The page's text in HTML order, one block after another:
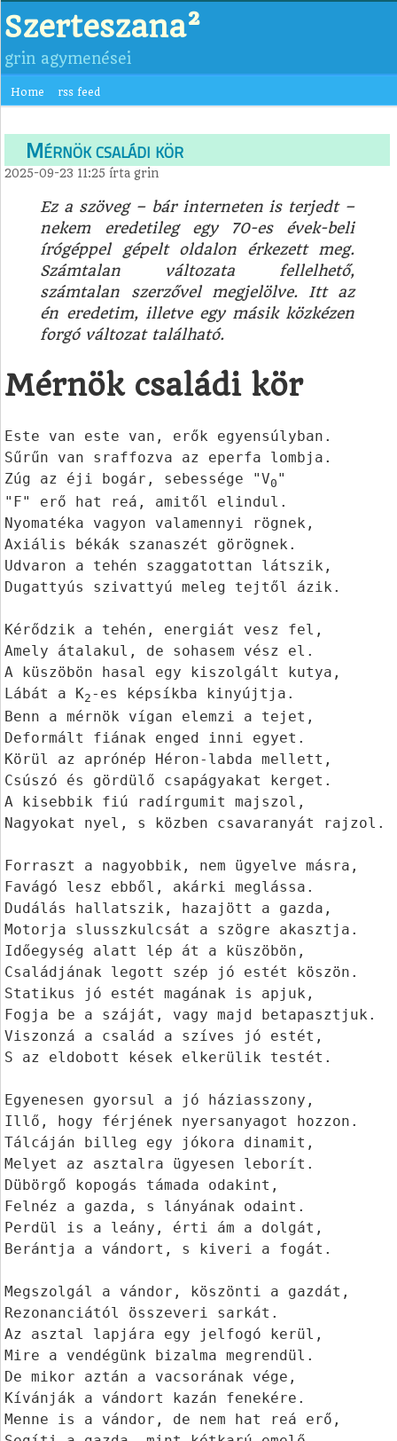
Szerteszana²
grin agymenései
Home rss feed
Mérnök családi kör
2025-09-23 11:25 írtagrin
Ez a szöveg – bár interneten is terjedt –
nekem eredetileg egy 70-es évek-beli
írógéppel gépelt oldalon érkezett meg.
Számtalan változata fellelhető,
számtalan szerzővel megjelölve. Itt az
én eredetim, illetve egy másik közkézen
forgó változat található.
Mérnök családi kör
Este van este van, erők egyensúlyban.
Sűrűn van sraffozva az eperfa lombja.
Zúg az éji bogár, sebessége "V0 "
"F" erő hat reá, amitől elindul.
Nyomatéka vagyon valamennyi rögnek,
Axiális békák szanaszét görögnek.
Udvaron a tehén szaggatottan látszik,
Dugattyús szivattyú meleg tejtől ázik.
Kérődzik a tehén, energiát vesz fel,
Amely átalakul, de sohasem vész el.
A küszöbön hasal egy kiszolgált kutya,
Lábát a K2 -es képsíkba kinyújtja.
Benn a mérnök vígan elemzi a tejet,
Deformált fiának enged inni egyet.
Körül az aprónép Héron-labda mellett,
Csúszó és gördülő csapágyakat kerget.
A kisebbik fiú radírgumit majszol,
Nagyokat nyel, s közben csavaranyát rajzol.
Forraszt a nagyobbik, nem ügyelve másra,
Favágó lesz ebből, akárki meglássa.
Dudálás hallatszik, hazajött a gazda,
Motorja slusszkulcsát a szögre akasztja.
Időegység alatt lép át a küszöbön,
Családjának legott szép jó estét köszön.
Statikus jó estét magának is apjuk,
Fogja be a száját, vagy majd betapasztjuk.
Viszonzá a család a szíves jó estét,
S az eldobott kések elkerülik testét.
Egyenesen gyorsul a jó háziasszony,
Illő, hogy férjének nyersanyagot hozzon.
Tálcáján billeg egy jókora dinamit,
Melyet az asztalra ügyesen leborít.
Dübörgő kopogás támada odakint,
Felnéz a gazda, s lányának odaint.
Perdül is a leány, érti ám a dolgát,
Berántja a vándort, s kiveri a fogát.
Megszolgál a vándor, köszönti a gazdát,
Rezonanciától összeveri sarkát.
Az asztal lapjára egy jelfogó kerül,
Mire a vendégünk bizalma megrendül.
De mikor aztán a vacsorának vége,
Kívánják a vándort kazán fenekére.
Menne is a vándor, de nem hat reá erő,